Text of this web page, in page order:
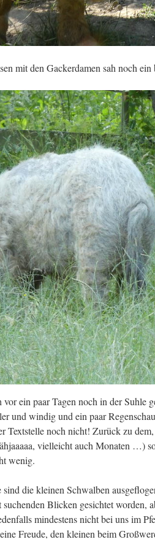
mit den Gackerdamen sah noch
vor ein paar Tagen noch in der Suhle
und windig und ein paar
Textstelle noch nicht! Zurück zu
vielleicht auch Monaten …)
wenig.
sind die kleinen Schwalben
Blicken gesichtet worden,
mindestens nicht bei uns im
Freude, den kleinen beim